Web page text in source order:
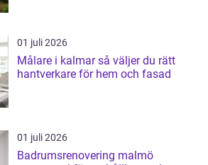
01 juli 2026
Målare i kalmar så väljer du rätt
hantverkare för hem och fasad
01 juli 2026
Badrumsrenovering malmö